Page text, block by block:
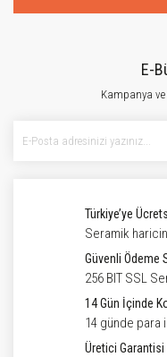
E-
Kampanya
Türkiye’ye
Seramik
Güvenli Ödeme
256 BIT SSL
14 Gün İçinde
14 günde para
Üretici Garantisi